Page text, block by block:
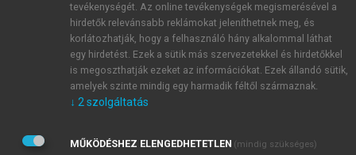
JELSZÓ ÚJRA
Kérek értesítést a MeRSZ újdonságairól, akcióiról.
Kérek értesítést az Akadémiai Kiadó Zrt. újdonságairól,
Adatkezelési tájékoztatóbanfoglaltakat tudomásul
tevékenységét. Az online tevékenységek megismerésével a
hirdetők relevánsabb reklámokat jeleníthetnek meg, és
korlátozhatják, hogy a felhasználó hány alkalommal láthat
egy hirdetést. Ezek a sütik más szervezetekkel és hirdetőkkel
is megoszthatják ezeket az információkat. Ezek állandó sütik,
amelyek szinte mindig egy harmadik féltől származnak.
↓ 2 szolgáltatás
MŰKÖDÉSHEZ ELENGEDHETETLEN (mindig szükséges)